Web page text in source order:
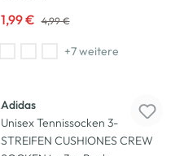
1,99 € 4,99 €
+7 weitere
Adidas
Unisex Tennissocken 3-
STREIFEN CUSHIONES CREW